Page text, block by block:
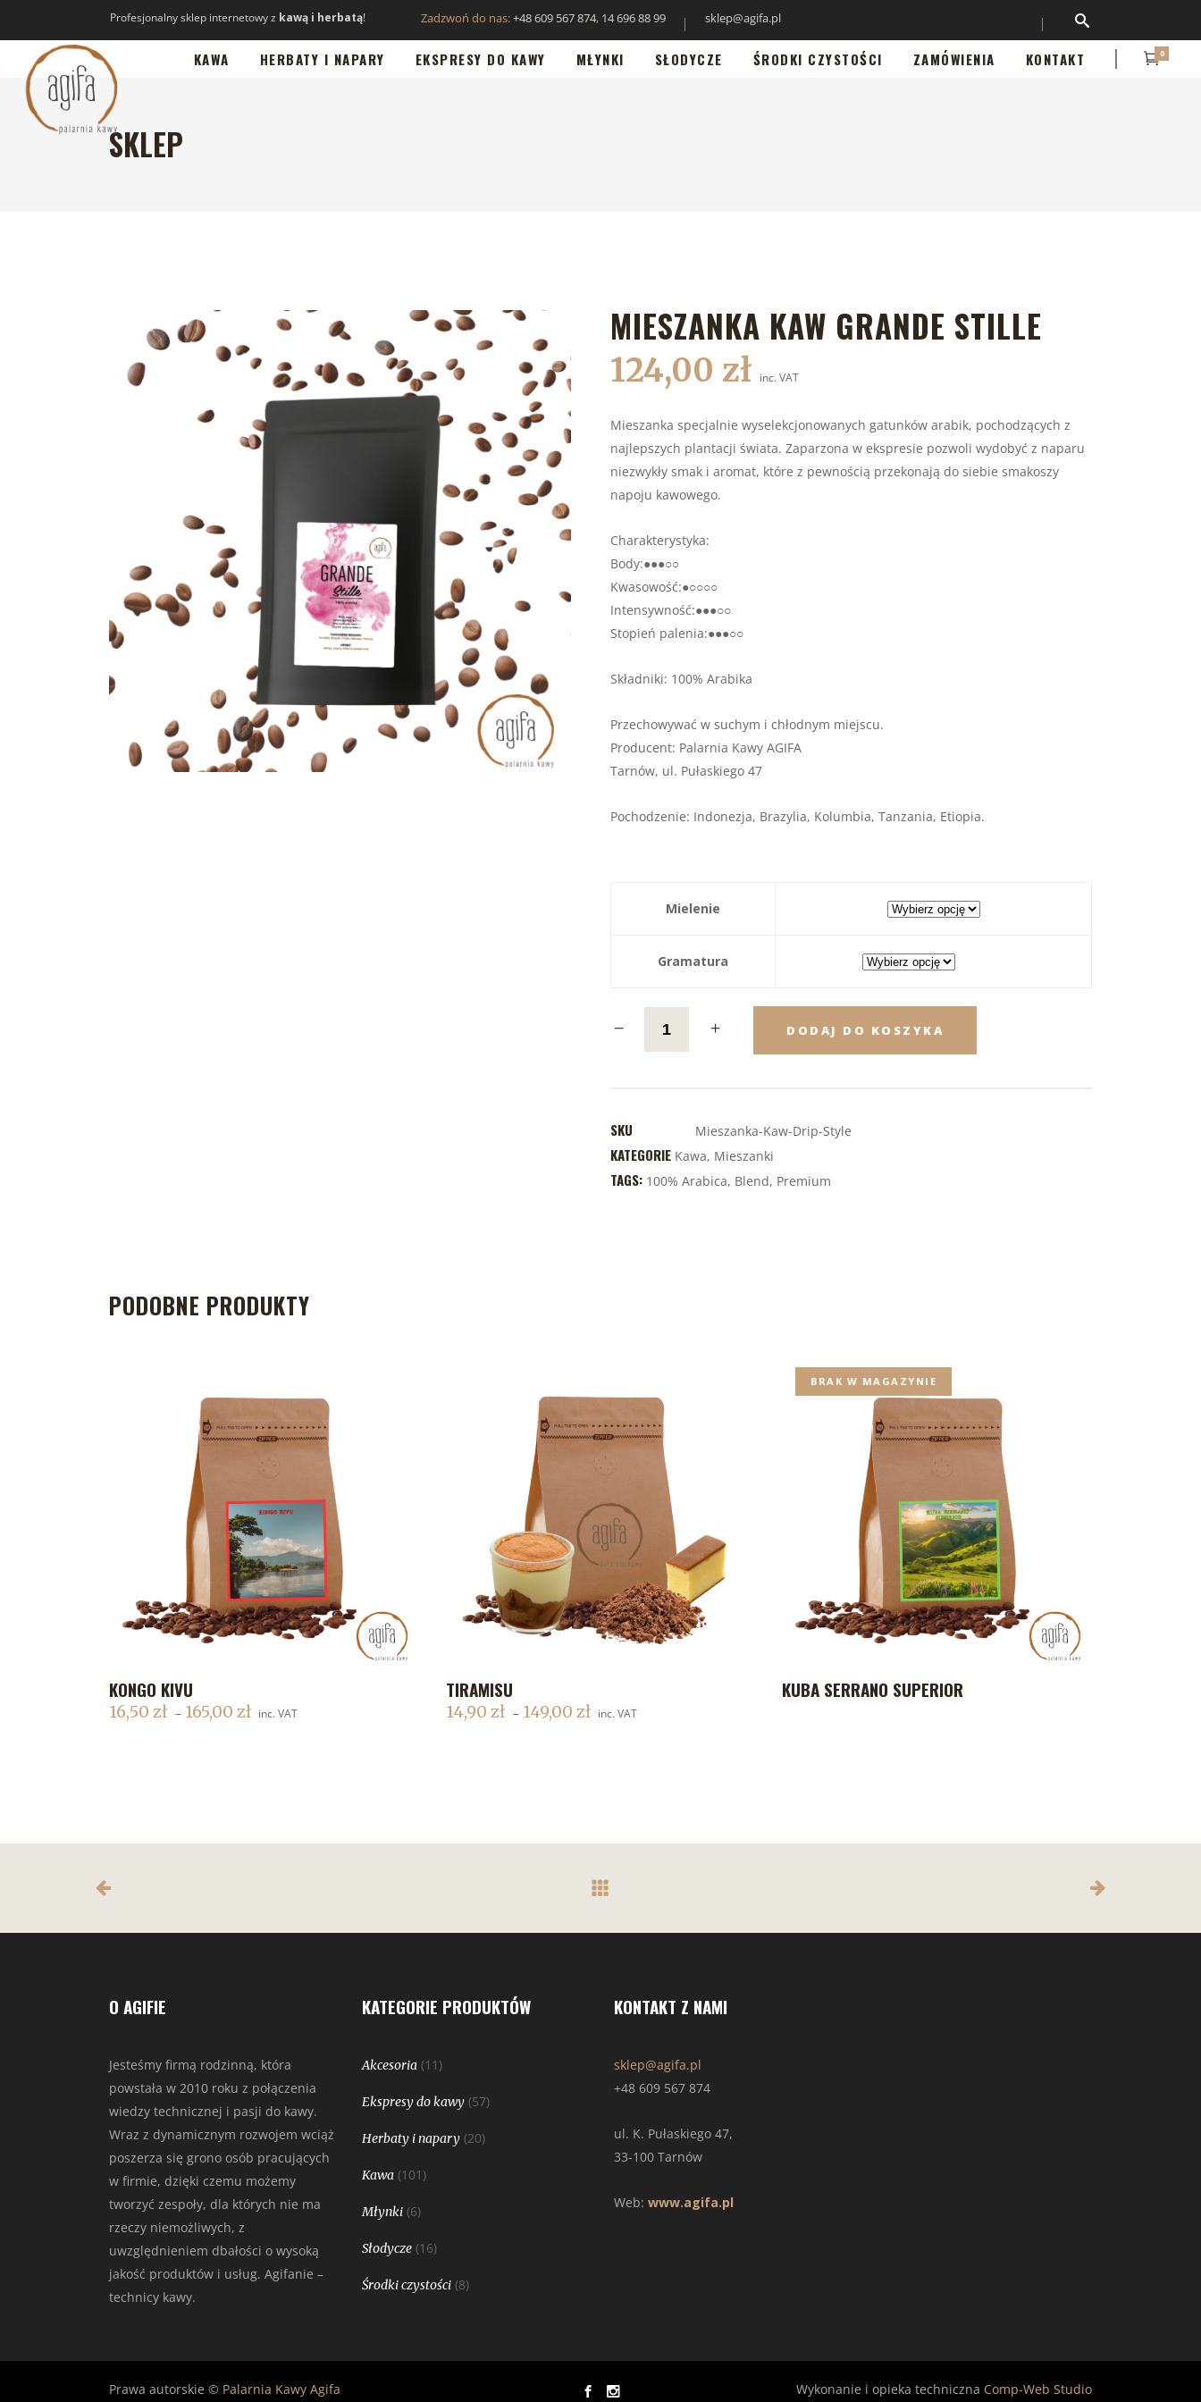
Profesjonalny sklep internetowy z kawą i herbatą! Zadzwoń do nas:+48 609 567 874, 14 696 88 99 sklep@agifa.pl
KAWA HERBATY I NAPARY EKSPRESY DO KAWY MŁYNKI SŁODYCZE ŚRODKI CZYSTOŚCI ZAMÓWIENIA KONTAKT 0
SKLEP
MIESZANKA KAW GRANDE STILLE
124,00 zł inc. VAT
Mieszanka specjalnie wyselekcjonowanych gatunków arabik, pochodzących z
najlepszych plantacji świata. Zaparzona w ekspresie pozwoli wydobyć z naparu
niezwykły smak i aromat, które z pewnością przekonają do siebie smakoszy
napoju kawowego.
Charakterystyka:
Body:●●●○○
Kwasowość:●○○○○
Intensywność:●●●○○
Stopień palenia:●●●○○
Składniki: 100% Arabika
Przechowywać w suchym i chłodnym miejscu.
Producent: Palarnia Kawy AGIFA
Tarnów, ul. Pułaskiego 47
Pochodzenie: Indonezja, Brazylia, Kolumbia, Tanzania, Etiopia.
Mielenie
Gramatura
DODAJ DO KOSZYKA
SKU Mieszanka-Kaw-Drip-Style
KATEGORIE Kawa, Mieszanki
TAGS: 100% Arabica, Blend, Premium
PODOBNE PRODUKTY
KONGO KIVU
16,50 zł – 165,00 zł inc. VAT
TIRAMISU
14,90 zł – 149,00 zł inc. VAT
BRAK W MAGAZYNIE
KUBA SERRANO SUPERIOR
O AGIFIE
Jesteśmy firmą rodzinną, która
powstała w 2010 roku z połączenia
wiedzy technicznej i pasji do kawy.
Wraz z dynamicznym rozwojem wciąż
poszerza się grono osób pracujących
w firmie, dzięki czemu możemy
tworzyć zespoły, dla których nie ma
rzeczy niemożliwych, z
uwzględnieniem dbałości o wysoką
jakość produktów i usług. Agifanie –
technicy kawy.
KATEGORIE PRODUKTÓW
Akcesoria (11)
Ekspresy do kawy (57)
Herbaty i napary (20)
Kawa (101)
Młynki (6)
Słodycze (16)
Środki czystości (8)
KONTAKT Z NAMI
sklep@agifa.pl
+48 609 567 874
ul. K. Pułaskiego 47,
33-100 Tarnów
Web: www.agifa.pl
Prawa autorskie © Palarnia Kawy Agifa Wykonanie i opieka techniczna Comp-Web Studio